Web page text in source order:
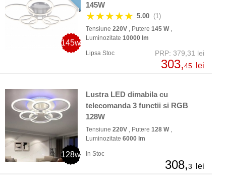
145w
145W
★★★★★ 5.00 (1)
Tensiune 220V , Putere 145 W,
Luminozitate 10000 lm
Lipsa Stoc PRP: 379,31 lei
303,45 lei
128w
Lustra LED dimabila cu
telecomanda 3 functii si RGB
128W
Tensiune 220V , Putere 128 W,
Luminozitate 6000 lm
In Stoc
308,3 lei